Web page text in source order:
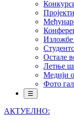
Пројекти
Изложбе
Остале
Летње
Медији
Фото
☰
АКТУЕЛНО: